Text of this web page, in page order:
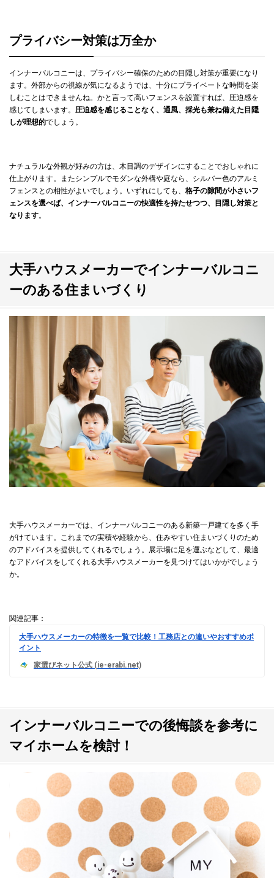
プライバシー対策は万全か
インナーバルコニーは、プライバシー確保のための目隠し対策が重要になり
ます。外部からの視線が気になるようでは、十分にプライベートな時間を楽
しむことはできませんね。かと言って高いフェンスを設置すれば、圧迫感を
感じてしまいます。 圧迫感を感じることなく、通風、採光も兼ね備えた目隠
しが理想的でしょう。
ナチュラルな外観が好みの方は、木目調のデザインにすることでおしゃれに
仕上がります。またシンプルでモダンな外構や庭なら、シルバー色のアルミ
フェンスとの相性がよいでしょう。いずれにしても、 格子の隙間が小さいフ
ェンスを選べば、インナーバルコニーの快適性を持たせつつ、目隠し対策と
なります。
大手ハウスメーカーでインナーバルコニ
ーのある住まいづくり
大手ハウスメーカーでは、インナーバルコニーのある新築一戸建てを多く手
がけています。これまでの実積や経験から、住みやすい住まいづくりのため
のアドバイスを提供してくれるでしょう。展示場に足を運ぶなどして、最適
なアドバイスをしてくれる大手ハウスメーカーを見つけてはいかがでしょう
か。
関連記事：
大手ハウスメーカーの特徴を一覧で比較！工務店との違いやおすすめポ
イント
インナーバルコニーでの後悔談を参考に
マイホームを検討！